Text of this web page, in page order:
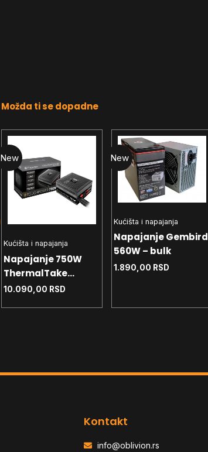
Možda ti se dopadne
New
Kućišta i napajanja
Napajanje 750W
ThermalTake
Toughpower GX3 SE
10.090,00 RSD
New
Kućišta i napajanja
Napajanje Gembird
560W – bulk
1.890,00 RSD
Kontakt
info@oblivion.rs